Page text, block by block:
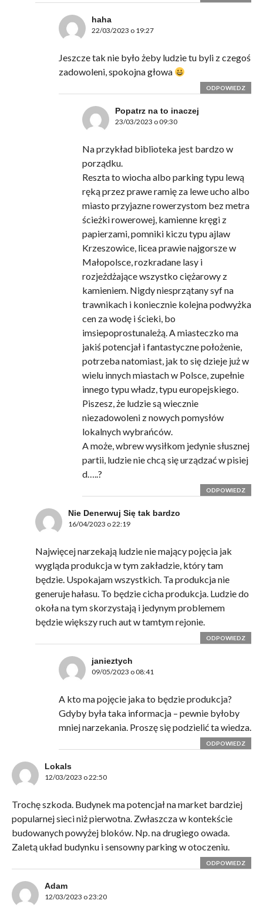
haha
22/03/2023 o 19:27
Jeszcze tak nie było żeby ludzie tu byli z czegoś
zadowoleni, spokojna głowa
ODPOWIEDZ
Popatrz na to inaczej
23/03/2023 o 09:30
Na przykład biblioteka jest bardzo w
porządku.
Reszta to wiocha albo parking typu lewą
ręką przez prawe ramię za lewe ucho albo
miasto przyjazne rowerzystom bez metra
ścieżki rowerowej, kamienne kręgi z
papierzami, pomniki kiczu typu ajlaw
Krzeszowice, licea prawie najgorsze w
Małopolsce, rozkradane lasy i
rozjeżdżające wszystko ciężarowy z
kamieniem. Nigdy niesprzątany syf na
trawnikach i koniecznie kolejna podwyżka
cen za wodę i ścieki, bo
imsiepoprostunależą. A miasteczko ma
jakiś potencjał i fantastyczne położenie,
potrzeba natomiast, jak to się dzieje już w
wielu innych miastach w Polsce, zupełnie
innego typu władz, typu europejskiego.
Piszesz, że ludzie są wiecznie
niezadowoleni z nowych pomysłów
lokalnych wybrańców.
A może, wbrew wysiłkom jedynie słusznej
partii, ludzie nie chcą się urządzać w pisiej
d…..?
ODPOWIEDZ
Nie Denerwuj Się tak bardzo
16/04/2023 o 22:19
Najwięcej narzekają ludzie nie mający pojęcia jak
wygląda produkcja w tym zakładzie, który tam
będzie. Uspokajam wszystkich. Ta produkcja nie
generuje hałasu. To będzie cicha produkcja. Ludzie do
okoła na tym skorzystają i jedynym problemem
będzie większy ruch aut w tamtym rejonie.
ODPOWIEDZ
janieztych
09/05/2023 o 08:41
A kto ma pojęcie jaka to będzie produkcja?
Gdyby była taka informacja – pewnie byłoby
mniej narzekania. Proszę się podzielić ta wiedza.
ODPOWIEDZ
Lokals
12/03/2023 o 22:50
Trochę szkoda. Budynek ma potencjał na market bardziej
popularnej sieci niż pierwotna. Zwłaszcza w kontekście
budowanych powyżej bloków. Np. na drugiego owada.
Zaletą układ budynku i sensowny parking w otoczeniu.
ODPOWIEDZ
Adam
12/03/2023 o 23:20